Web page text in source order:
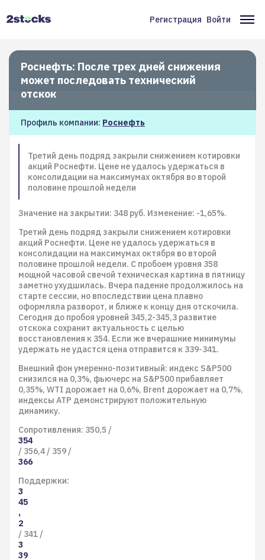
Меню
учётной
записи
пользователя
Регистрация Войти
Роснефть: После трех дней снижения
может последовать технический
отскок
Профиль компании: Роснефть
Третий день подряд закрыли снижением котировки
акций Роснефти. Цене не удалось удержаться в
консолидации на максимумах октября во второй
половине прошлой недели
Значение на закрытии: 348 руб. Изменение: -1,65%.
Третий день подряд закрыли снижением котировки
акций Роснефти. Цене не удалось удержаться в
консолидации на максимумах октября во второй
половине прошлой недели. С пробоем уровня 358
мощной часовой свечой техническая картина в пятницу
заметно ухудшилась. Вчера падение продолжилось на
старте сессии, но впоследствии цена плавно
оформляла разворот, и ближе к концу дня отскочила.
Сегодня до пробоя уровней 345,2-345,3 развитие
отскока сохранит актуальность с целью
восстановления к 354. Если же вчерашние минимумы
удержать не удастся цена отправится к 339-341.
Внешний фон умеренно-позитивный: индекс S&P500
снизился на 0,3%, фьючерс на S&P500 прибавляет
0,35%, WTI дорожает на 0,6%, Brent дорожает на 0,7%,
индексы АТР демонстрируют положительную
динамику.
Сопротивления: 350,5 /
354
/ 356,4 / 359 /
366
Поддержки:
3
45
,
2
/ 341 /
3
39